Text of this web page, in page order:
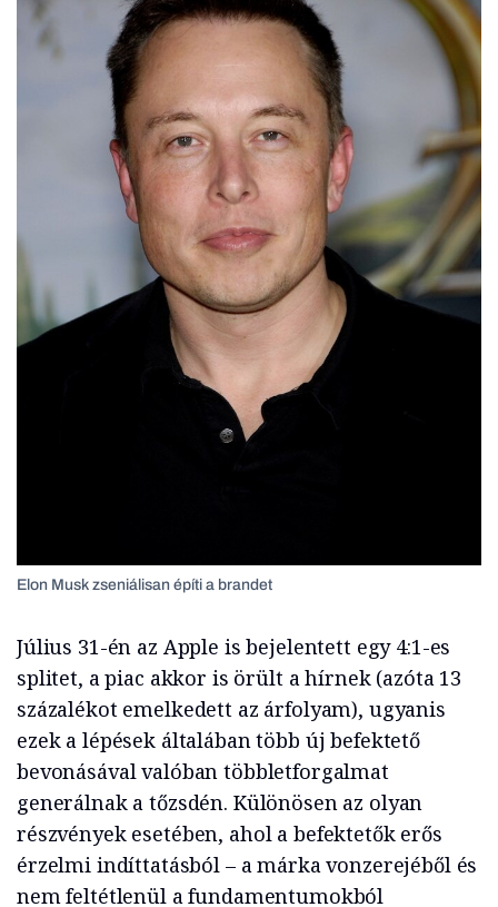
Elon Musk zseniálisan építi a brandet
Július 31-én az Apple is bejelentett egy 4:1-es
splitet, a piac akkor is örült a hírnek (azóta 13
százalékot emelkedett az árfolyam), ugyanis
ezek a lépések általában több új befektető
bevonásával valóban többletforgalmat
generálnak a tőzsdén. Különösen az olyan
részvények esetében, ahol a befektetők erős
érzelmi indíttatásból – a márka vonzerejéből és
nem feltétlenül a fundamentumokból